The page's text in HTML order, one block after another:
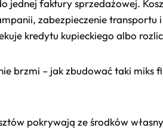
jednej faktury sprzedażowej.
zabezpieczenie
kredytu kupieckiego albo
brzmi – jak zbudować taki miks
pokrywają ze środków